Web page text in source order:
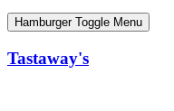
Hamburger Toggle Menu
Tastaway's